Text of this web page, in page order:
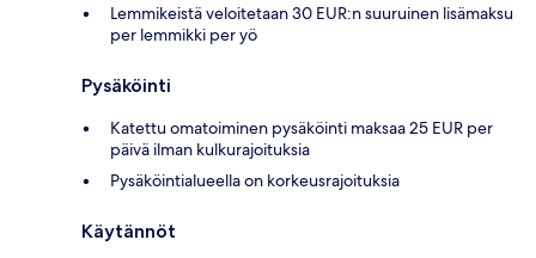
Lemmikeistä veloitetaan 30 EUR:n suuruinen lisämaksu
per lemmikki per yö
Pysäköinti
Katettu omatoiminen pysäköinti maksaa 25 EUR per
päivä ilman kulkurajoituksia
Pysäköintialueella on korkeusrajoituksia
Käytännöt